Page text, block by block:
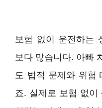
보험 없이 운전하는
보다 많습니다. 아빠
도 법적 문제와 위험
죠. 실제로 보험 없이